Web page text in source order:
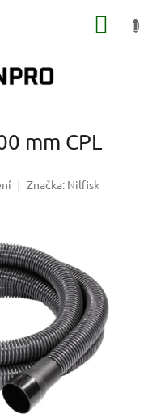
mm CPL
Značka: Nilfisk